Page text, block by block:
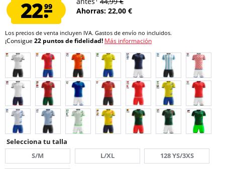
22.99
Ahorras: 22,00 €
Los precios de venta incluyen IVA. Gastos de envío no incluidos.
¡Consigue 22 puntos de fidelidad! Más información
Selecciona tu talla
S/M
L/XL 128 YS/3XS